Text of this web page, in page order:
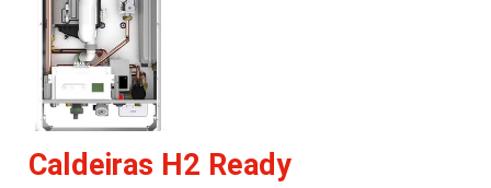
Caldeiras H2 Ready